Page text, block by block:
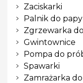
Zaciskarki
Palnik do papy
Zgrzewarka
Gwintownice
Pompa do
Spawarki
Zamrażarka